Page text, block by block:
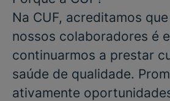
Na CUF, acreditamos
nossos colaboradores é
continuarmos a prestar
saúde de qualidade.
ativamente